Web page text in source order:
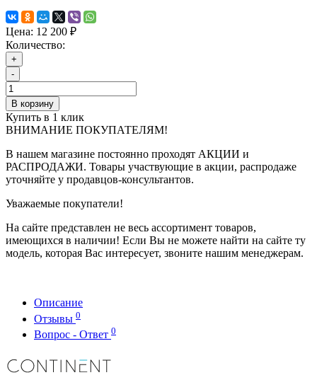
Цена: 12 200 ₽
Количество:
+
-
В корзину
Купить в 1 клик
ВНИМАНИЕ ПОКУПАТЕЛЯМ!
В нашем магазине постоянно проходят АКЦИИ и
РАСПРОДАЖИ. Товары участвующие в акции, распродаже
уточняйте у продавцов-консультантов.
Уважаемые покупатели!
На сайте представлен не весь ассортимент товаров,
имеющихся в наличии! Если Вы не можете найти на сайте ту
модель, которая Вас интересует, звоните нашим менеджерам.
Описание
Отзывы 0
Вопрос - Ответ 0